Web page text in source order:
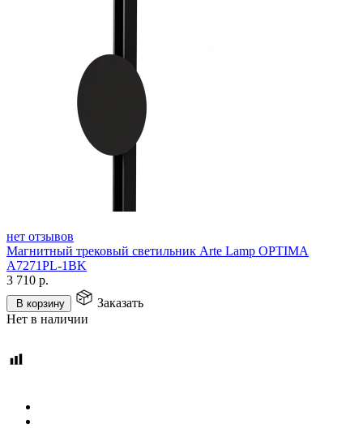
нет отзывов
Магнитный трековый светильник Arte Lamp OPTIMA
A7271PL-1BK
3 710 р.
В корзину
Заказать
Нет в наличии